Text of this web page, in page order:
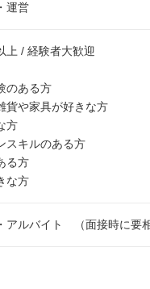
運営
上 / 経験者大歓迎
のある方
貨や家具が好きな方
方
スキルのある方
る方
な方
アルバイト （面接時に要相